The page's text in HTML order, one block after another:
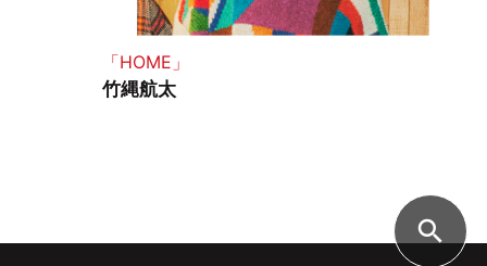
「HOME」
竹縄航太
search